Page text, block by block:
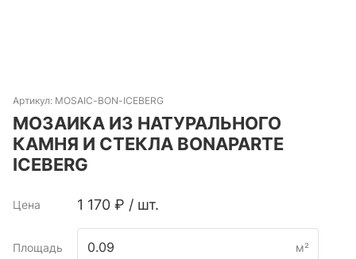
Артикул: MOSAIC-BON-ICEBERG
МОЗАИКА ИЗ НАТУРАЛЬНОГО
КАМНЯ И СТЕКЛА BONAPARTE
ICEBERG
Цена 1 170 ₽ / шт.
Площадь м²